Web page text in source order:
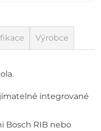
Výrobce
integrované
Bosch RIB nebo